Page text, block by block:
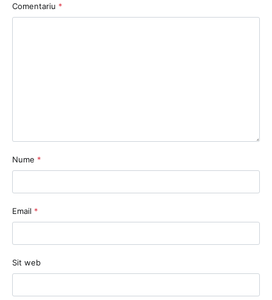
Comentariu *
Nume *
Email *
Sit web